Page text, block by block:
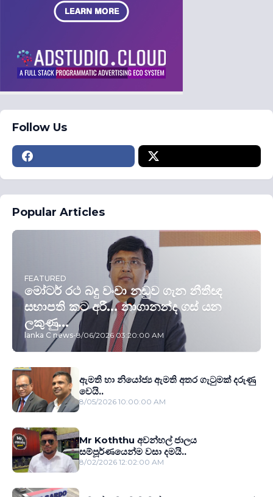
Follow Us
Popular Articles
FEATURED
මෝටර් රථ බදු වංචා නඩුව ගැන නීතීඥ
සභාපති කට අරී... නාගානන්ද ගස් යන
ලකුණු...
lanka C news-8/06/2026 03:20:00 AM
ඇමති හා නියෝජ්‍ය ඇමති අතර ගැටුමක් දරුණු
වෙයි..
8/05/2026 10:00:00 AM
Mr Koththu අවන්හල් ජාලය
සම්පූර්ණයෙන්ම වසා දමයි..
8/02/2026 12:02:00 AM